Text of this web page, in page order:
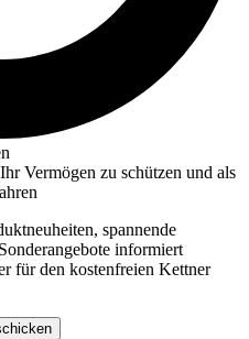
Vermögen zu schützen und als
spannende
informiert
für den kostenfreien Kettner